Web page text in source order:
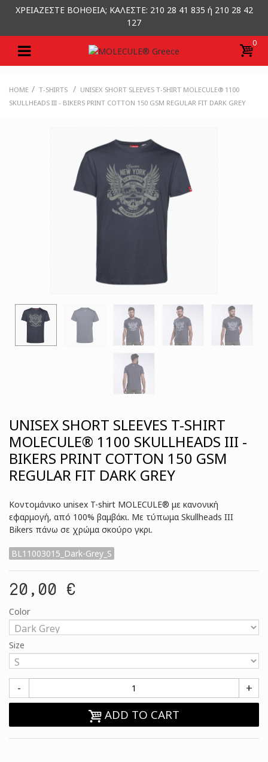
ΧΡΕΙΑΖΕΣΤΕ ΒΟΗΘΕΙΑ; ΚΑΛΕΣΤΕ: 210 28 41 835 ή 210 28 42
127
0
HOME / T-SHIRTS / UNISEX SHORT SLEEVES T-SHIRT MOLECULE® 1100
SKULLHEADS III - BIKERS PRINT COTTON 150 GSM REGULAR FIT DARK GREY
UNISEX SHORT SLEEVES T-SHIRT
MOLECULE® 1100 SKULLHEADS III -
BIKERS PRINT COTTON 150 GSM
REGULAR FIT DARK GREY
Κοντομάνικο unisex T-shirt MOLECULE® με κανονική
εφαρμογή, από 100% βαμβάκι. Με τύπωμα Skullheads IΙΙ
Bikers πάνω σε χρώμα σκούρο γκρι.
BL11003015_Dark-Grey_S
20,00 €
Color
Size
- +
ADD TO CART